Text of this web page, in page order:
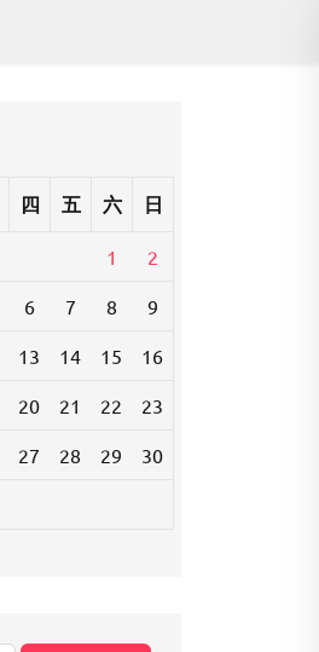
四 五 六 日
1 2
6 7 8 9
13 14 15 16
20 21 22 23
27 28 29 30